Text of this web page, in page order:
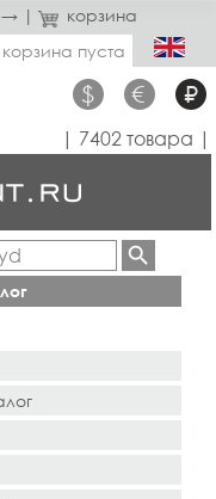
→ |
корзина
пуста
$ € ₽
| 7402 товара |